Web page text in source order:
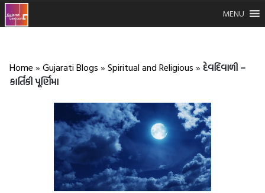
MENU
Home » Gujarati Blogs » Spiritual and Religious » દેવદિવાળી –
કાર્તિકી પૂર્ણિમા